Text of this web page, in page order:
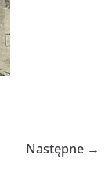
Następne →